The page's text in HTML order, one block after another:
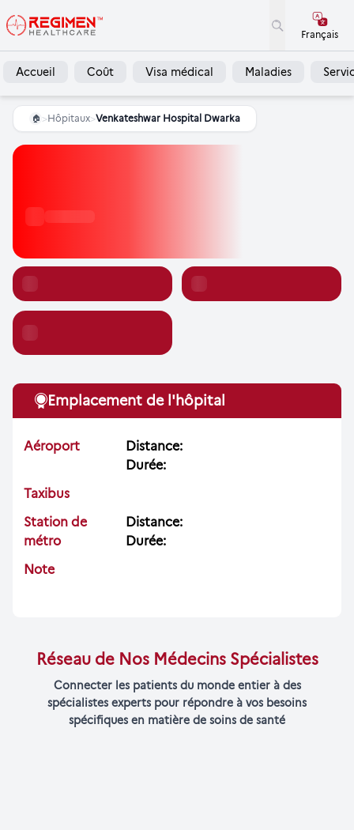
Français
Accueil Coût Visa médical Maladies
🏠 >Hôpitaux>Venkateshwar Hospital Dwarka
Emplacement de l'hôpital
Aéroport
Distance:
Durée:
Taxibus
Station de
métro
Distance:
Durée:
Note
Réseau de Nos Médecins Spécialistes
Connecter les patients du monde entier à des
spécialistes experts pour répondre à vos besoins
spécifiques en matière de soins de santé